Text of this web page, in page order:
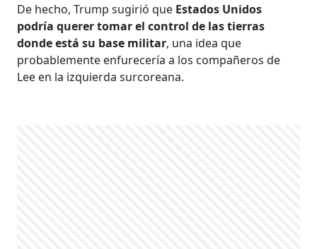
De hecho, Trump sugirió que Estados Unidos
podría querer tomar el control de las tierras
donde está su base militar, una idea que
probablemente enfurecería a los compañeros de
Lee en la izquierda surcoreana.